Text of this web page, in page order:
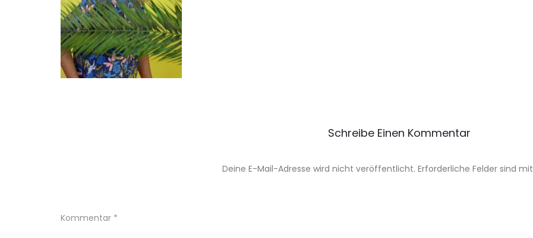
Schreibe Einen Kommentar
Deine E-Mail-Adresse wird nicht veröffentlicht. Erforderliche Felder sind mit
Kommentar *